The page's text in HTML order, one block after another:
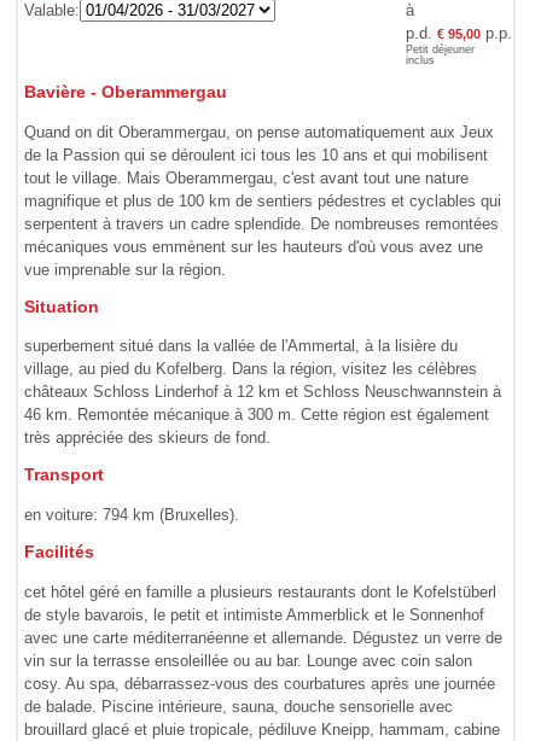
Valable:
à
p.d. € 95,00p.p.
Petit déjeuner
inclus
Bavière - Oberammergau
Quand on dit Oberammergau, on pense automatiquement aux Jeux
de la Passion qui se déroulent ici tous les 10 ans et qui mobilisent
tout le village. Mais Oberammergau, c'est avant tout une nature
magnifique et plus de 100 km de sentiers pédestres et cyclables qui
serpentent à travers un cadre splendide. De nombreuses remontées
mécaniques vous emmènent sur les hauteurs d'où vous avez une
vue imprenable sur la région.
Situation
superbement situé dans la vallée de l'Ammertal, à la lisière du
village, au pied du Kofelberg. Dans la région, visitez les célèbres
châteaux Schloss Linderhof à 12 km et Schloss Neuschwannstein à
46 km. Remontée mécanique à 300 m. Cette région est également
très appréciée des skieurs de fond.
Transport
en voiture: 794 km (Bruxelles).
Facilités
cet hôtel géré en famille a plusieurs restaurants dont le Kofelstüberl
de style bavarois, le petit et intimiste Ammerblick et le Sonnenhof
avec une carte méditerranéenne et allemande. Dégustez un verre de
vin sur la terrasse ensoleillée ou au bar. Lounge avec coin salon
cosy. Au spa, débarrassez-vous des courbatures après une journée
de balade. Piscine intérieure, sauna, douche sensorielle avec
brouillard glacé et pluie tropicale, pédiluve Kneipp, hammam, cabine